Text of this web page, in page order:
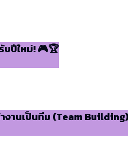
บปีใหม่! 🎮🏆
งานเป็นทีม (Team Building)